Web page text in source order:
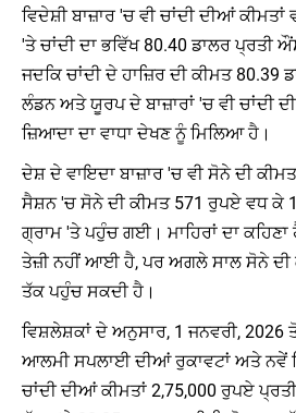
ਵਿਦੇਸ਼ੀ ਬਾਜ਼ਾਰ 'ਚ ਵੀ ਚਾਂਦੀ ਦੀਆਂ
'ਤੇ ਚਾਂਦੀ ਦਾ ਭਵਿੱਖ 80.40 ਡਾਲਰ ਪ੍ਰਤੀ
ਜਦਕਿ ਚਾਂਦੀ ਦੇ ਹਾਜ਼ਿਰ ਦੀ ਕੀਮਤ 80.39
ਲੰਡਨ ਅਤੇ ਯੂਰਪ ਦੇ ਬਾਜ਼ਾਰਾਂ 'ਚ ਵੀ ਚਾਂਦੀ
ਜ਼ਿਆਦਾ ਦਾ ਵਾਧਾ ਦੇਖਣ ਨੂੰ ਮਿਲਿਆ ਹੈ।
ਦੇਸ਼ ਦੇ ਵਾਇਦਾ ਬਾਜ਼ਾਰ 'ਚ ਵੀ ਸੋਨੇ ਦੀ
ਸੈਸ਼ਨ 'ਚ ਸੋਨੇ ਦੀ ਕੀਮਤ 571 ਰੁਪਏ ਵਧ ਕੇ
ਗ੍ਰਾਮ 'ਤੇ ਪਹੁੰਚ ਗਈ। ਮਾਹਿਰਾਂ ਦਾ ਕਹਿਣਾ
ਤੇਜ਼ੀ ਨਹੀਂ ਆਈ ਹੈ, ਪਰ ਅਗਲੇ ਸਾਲ ਸੋਨੇ ਦੀ
ਤੱਕ ਪਹੁੰਚ ਸਕਦੀ ਹੈ।
ਵਿਸ਼ਲੇਸ਼ਕਾਂ ਦੇ ਅਨੁਸਾਰ, 1 ਜਨਵਰੀ, 2026
ਆਲਮੀ ਸਪਲਾਈ ਦੀਆਂ ਰੁਕਾਵਟਾਂ ਅਤੇ ਨਵੇਂ
ਚਾਂਦੀ ਦੀਆਂ ਕੀਮਤਾਂ 2,75,000 ਰੁਪਏ